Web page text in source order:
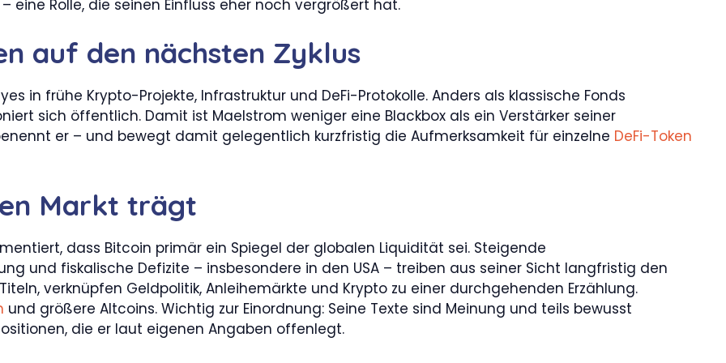
eine Rolle, die seinen Einfluss eher noch vergrößert hat.
auf den nächsten Zyklus
in frühe Krypto-Projekte, Infrastruktur und DeFi-Protokolle. Anders als klassische Fonds
sich öffentlich. Damit ist Maelstrom weniger eine Blackbox als ein Verstärker seiner
er – und bewegt damit gelegentlich kurzfristig die Aufmerksamkeit für einzelne DeFi-Token
Markt trägt
dass Bitcoin primär ein Spiegel der globalen Liquidität sei. Steigende
und fiskalische Defizite – insbesondere in den USA – treiben aus seiner Sicht langfristig den
verknüpfen Geldpolitik, Anleihemärkte und Krypto zu einer durchgehenden Erzählung.
und größere Altcoins. Wichtig zur Einordnung: Seine Texte sind Meinung und teils bewusst
die er laut eigenen Angaben offenlegt.